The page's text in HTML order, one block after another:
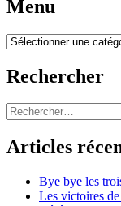
Menu
Menu
Rechercher
Rechercher :
Articles
Bye bye les
Les victoires